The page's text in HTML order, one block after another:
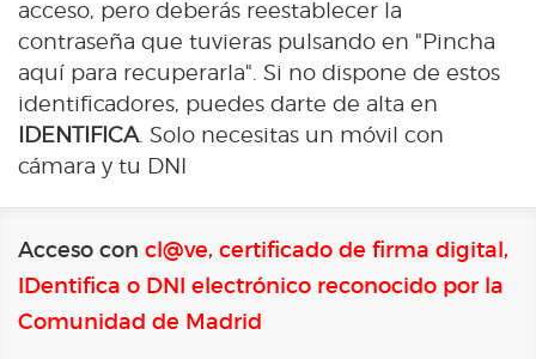
acceso, pero deberás reestablecer la
contraseña que tuvieras pulsando en "Pincha
aquí para recuperarla". Si no dispone de estos
identificadores, puedes darte de alta en
IDENTIFICA. Solo necesitas un móvil con
cámara y tu DNI
Acceso con cl@ve, certificado de firma digital,
IDentifica o DNI electrónico reconocido por la
Comunidad de Madrid